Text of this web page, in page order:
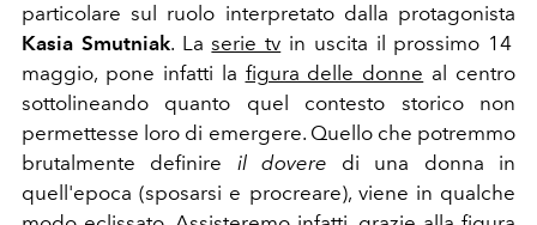
particolare sul ruolo interpretato dalla protagonista
Kasia Smutniak. Laserie tv in uscita il prossimo 14
maggio, pone infatti la figura delle donne al centro
sottolineando quanto quel contesto storico non
permettesse loro di emergere. Quello che potremmo
brutalmente definire il dovere di una donna in
quell'epoca (sposarsi e procreare), viene in qualche